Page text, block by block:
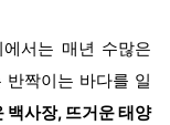
서는 매년 수많은
짝이는 바다를 일
백사장, 뜨거운 태양